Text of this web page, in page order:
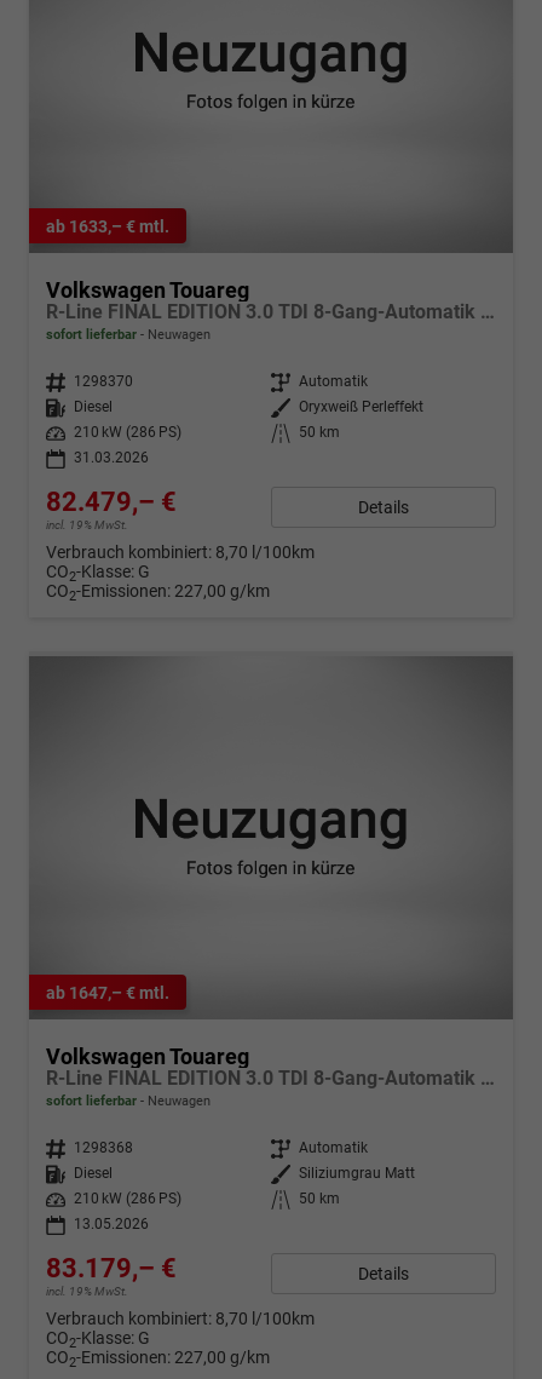
ab 1633,– € mtl.
Volkswagen Touareg
R-Line FINAL EDITION 3.0 TDI 8-Gang-Automatik 4MOTION
sofort lieferbar Neuwagen
Fahrzeugnr. 1298370 Getriebe Automatik
Kraftstoff
Diesel Außenfarbe Oryxweiß Perleffekt
Leistung
210 kW (286 PS) Kilometerstand
50 km
31.03.2026
82.479,– €
incl. 19% MwSt.
Details
Verbrauch kombiniert: 8,70 l/100km
CO2-Klasse: G
CO2-Emissionen: 227,00 g/km
ab 1647,– € mtl.
Volkswagen Touareg
R-Line FINAL EDITION 3.0 TDI 8-Gang-Automatik 4MOTION
sofort lieferbar Neuwagen
Fahrzeugnr. 1298368 Getriebe Automatik
Kraftstoff
Diesel Außenfarbe Siliziumgrau Matt
Leistung
210 kW (286 PS) Kilometerstand
50 km
13.05.2026
83.179,– €
incl. 19% MwSt.
Details
Verbrauch kombiniert: 8,70 l/100km
CO2-Klasse: G
CO2-Emissionen: 227,00 g/km